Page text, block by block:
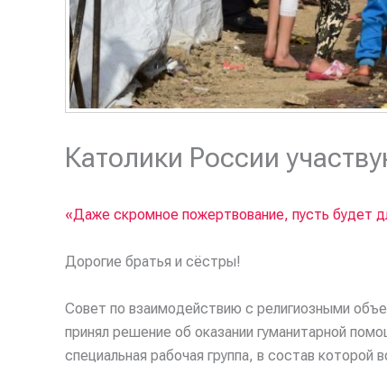
Католики России
«Даже скромное пожертвование, пусть будет
Дорогие братья и сёстры!
Совет по взаимодействию с религиозными
принял решение об оказании гуманитарной
специальная рабочая группа, в состав